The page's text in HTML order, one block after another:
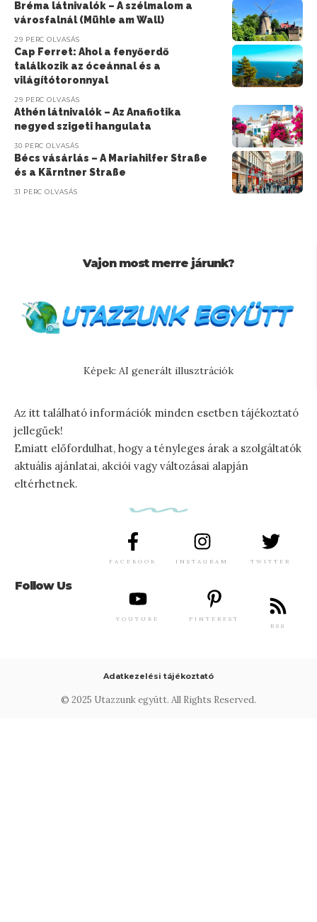
Bréma látnivalók – A szélmalom a
városfalnál (Mühle am Wall)
29 PERC OLVASÁS
Cap Ferret: Ahol a fenyőerdő
találkozik az óceánnal és a
világítótoronnyal
29 PERC OLVASÁS
Athén látnivalók – Az Anafiotika
negyed szigeti hangulata
30 PERC OLVASÁS
Bécs vásárlás – A Mariahilfer Straße
és a Kärntner Straße
31 PERC OLVASÁS
Vajon most merre járunk?
Képek: AI generált illusztrációk
Az itt található információk minden esetben tájékoztató
jellegűek!
Emiatt előfordulhat, hogy a tényleges árak a szolgáltatók
aktuális ajánlatai, akciói vagy változásai alapján
eltérhetnek.
Follow Us
FACEBOOK INSTAGRAM TWITTER
YOUTUBE
PINTEREST
RSS
© 2025 Utazzunk együtt. All Rights Reserved.
Adatkezelési tájékoztató